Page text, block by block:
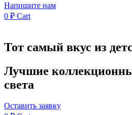
Напишите нам
0 ₽ Cart
Тот самый вкус из
Лучшие
света
Оставить заявку